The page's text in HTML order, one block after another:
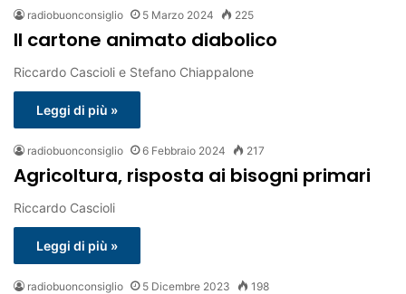
radiobuonconsiglio 5 Marzo 2024 225
Il cartone animato diabolico
Riccardo Cascioli e Stefano Chiappalone
Leggi di più »
radiobuonconsiglio 6 Febbraio 2024 217
Agricoltura, risposta ai bisogni primari
Riccardo Cascioli
Leggi di più »
radiobuonconsiglio 5 Dicembre 2023 198